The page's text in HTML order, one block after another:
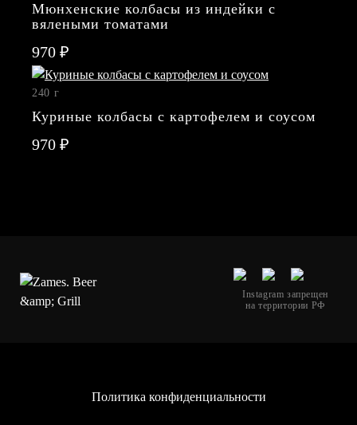
mes@zms-
msk.ru
Резюме
job@zms-
Мюнхенские колбасы из индейки с
вялеными томатами
970 ₽
240 г
Куриные колбасы с картофелем и соусом
970 ₽
Instagram запрещен
на территории РФ
Политика конфиденциальности